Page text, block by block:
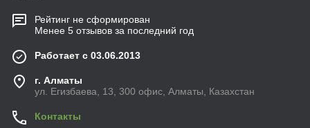
Рейтинг не сформирован
Менее 5 отзывов за последний год
Работает с 03.06.2013
г. Алматы
ул. Егизбаева, 13, 300 офис, Алматы, Казахстан
Контакты